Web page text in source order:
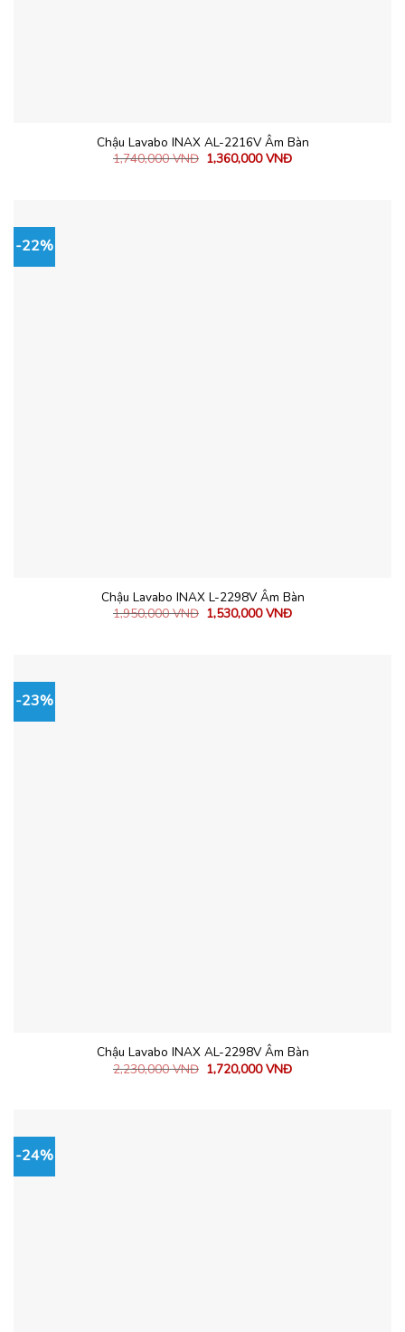
Chậu Lavabo INAX AL-2216V Âm Bàn
1,740,000VNĐ 1,360,000VNĐ
-22%
Chậu Lavabo INAX L-2298V Âm Bàn
1,950,000VNĐ 1,530,000VNĐ
-23%
Chậu Lavabo INAX AL-2298V Âm Bàn
2,230,000VNĐ 1,720,000VNĐ
-24%